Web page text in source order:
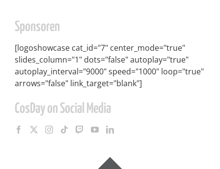
Sponsoren
[logoshowcase cat_id="7" center_mode="true"
slides_column="1" dots="false" autoplay="true"
autoplay_interval="9000" speed="1000" loop="true"
arrows="false" link_target="blank"]
CosDay on Social Media